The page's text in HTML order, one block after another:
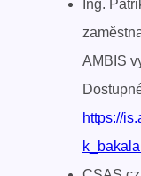
Ing.
AMBIS
https://